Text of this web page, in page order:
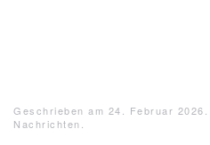
Geschrieben am 24. Februar 2026
Nachrichten